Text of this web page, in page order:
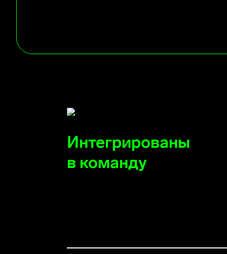
Как мы работем
Интегрированы
в команду